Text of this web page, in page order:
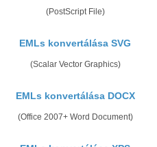
(PostScript File)
EMLs konvertálása SVG
(Scalar Vector Graphics)
EMLs konvertálása DOCX
(Office 2007+ Word Document)